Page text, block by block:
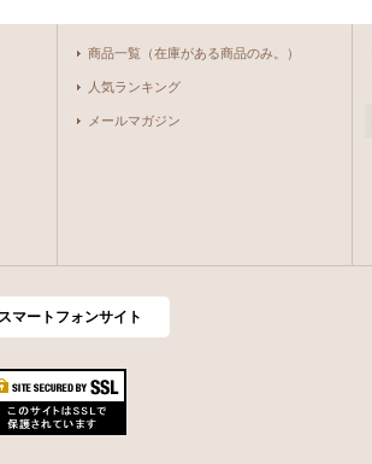
商品一覧（在庫がある商品のみ。）
人気ランキング
メールマガジン
スマートフォンサイト